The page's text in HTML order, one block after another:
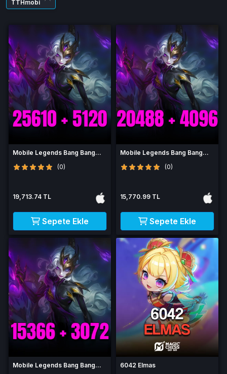
TTHmobi
Mobile Legends Bang Bang
(0)
19,713.74 TL
Sepete Ekle
Mobile Legends Bang Bang
(0)
15,770.99 TL
Sepete Ekle
Mobile Legends Bang Bang
6042 Elmas